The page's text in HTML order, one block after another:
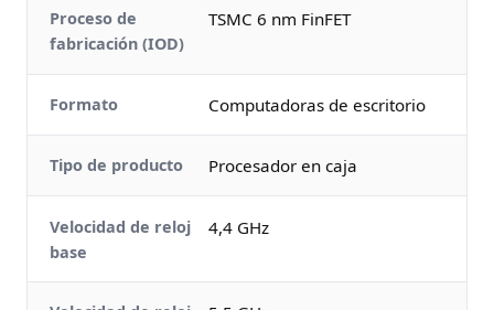
Proceso de
fabricación (IOD)
TSMC 6 nm FinFET
Formato Computadoras de escritorio
Tipo de producto Procesador en caja
Velocidad de reloj
base
4,4 GHz